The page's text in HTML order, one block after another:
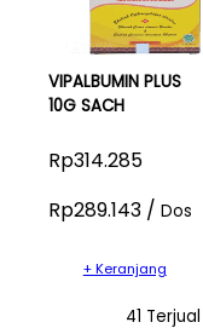
VIPALBUMIN PLUS
10G SACH
Rp314.285
Rp289.143 / Dos
+ Keranjang
41 Terjual